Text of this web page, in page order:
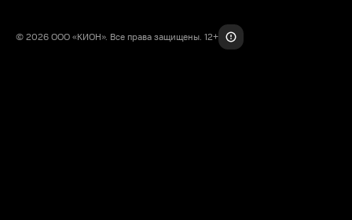
© 2026 ООО «КИОН». Все права защищены. 12+